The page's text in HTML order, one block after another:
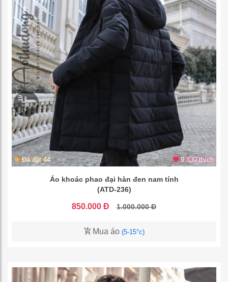
Đã đặt 44 9.830 thích
Áo khoác phao đại hàn đen nam tính
(ATD-236)
850.000 Đ 1.000.000 Đ
Mua áo (5-15°c)